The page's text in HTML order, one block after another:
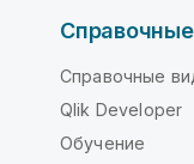
Справочные
Qlik Developer
Обучение